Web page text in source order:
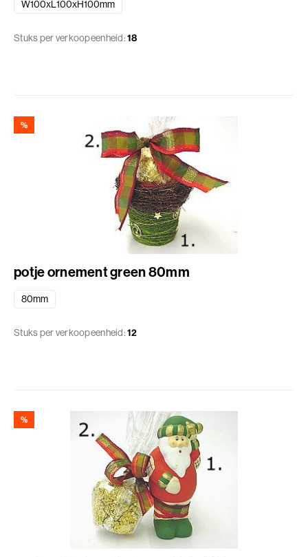
W100xL100xH100mm
Stuks per verkoopeenheid:18
%
potje ornement green 80mm
80mm
Stuks per verkoopeenheid:12
%